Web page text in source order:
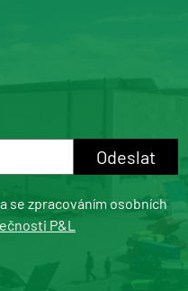
se zpracováním osobních
P&L